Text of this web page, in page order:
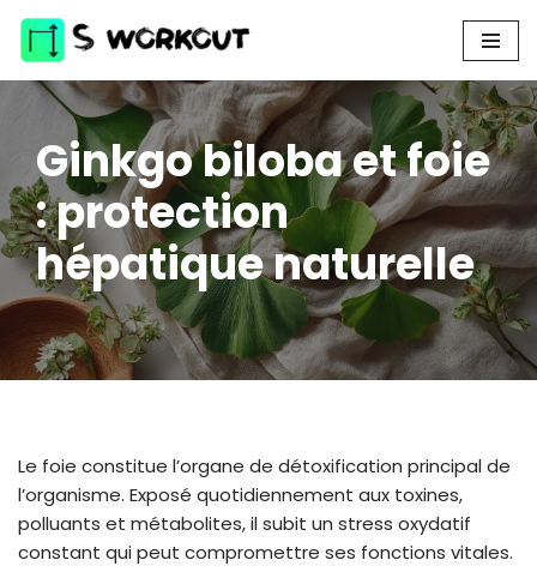
Aller
au
contenu
Ginkgo biloba et foie
: protection
hépatique naturelle
Le foie constitue l’organe de détoxification principal de
l’organisme. Exposé quotidiennement aux toxines,
polluants et métabolites, il subit un stress oxydatif
constant qui peut compromettre ses fonctions vitales.